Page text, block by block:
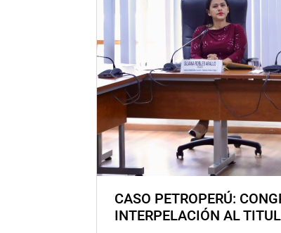
CASO PETROPERÚ:
INTERPELACIÓN AL